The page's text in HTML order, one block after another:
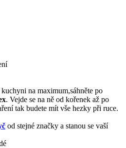
na maximum,sáhněte po
. Vejde se na ně od kořenek až po
tak budete mít vše hezky při ruce.
od stejné značky a stanou se vaší